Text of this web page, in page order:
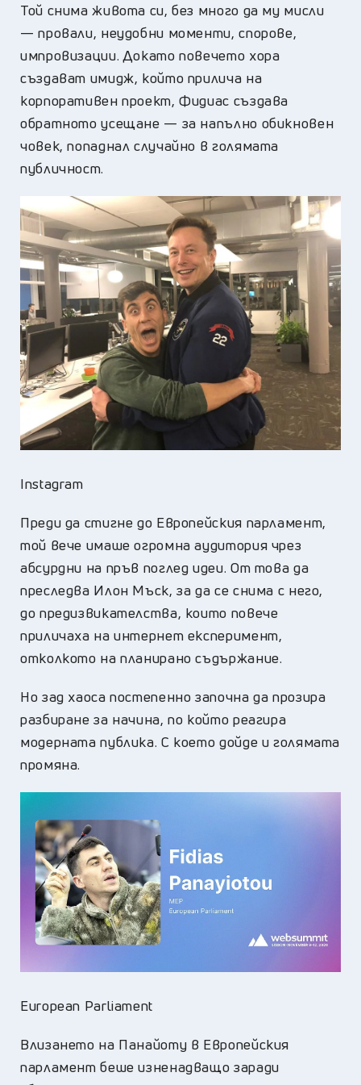
Той снима живота си, без много да му мисли
— провали, неудобни моменти, спорове,
импровизации. Докато повечето хора
създават имидж, който прилича на
корпоративен проект, Фидиас създава
обратното усещане — за напълно обикновен
човек, попаднал случайно в голямата
публичност.
Instagram
Преди да стигне до Европейския парламент,
той вече имаше огромна аудитория чрез
абсурдни на пръв поглед идеи. От това да
преследва Илон Мъск, за да се снима с него,
до предизвикателства, които повече
приличаха на интернет експеримент,
отколкото на планирано съдържание.
Но зад хаоса постепенно започна да прозира
разбиране за начина, по който реагира
модерната публика. С което дойде и голямата
промяна.
European Parliament
Влизането на Панайоту в Европейския
парламент беше изненадващо заради